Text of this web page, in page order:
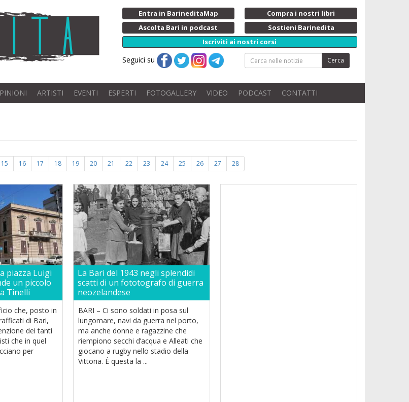
Entra in BarineditaMap
Compra i nostri libri
Ascolta Bari in podcast
Sostieni Barinedita
Iscriviti ai nostri corsi
Seguici su Cerca
ARTISTI EVENTI ESPERTI FOTOGALLERY VIDEO PODCAST CONTATTI
15 16 17 18 19 20 21 22 23 24 25 26 27 28
piazza Luigi
un piccolo
Tinelli
che, posto in
di Bari,
dei tanti
che in quel
per
La Bari del 1943 negli splendidi
scatti di un fototografo di guerra
neozelandese
BARI – Ci sono soldati in posa sul
lungomare, navi da guerra nel porto,
ma anche donne e ragazzine che
riempiono secchi d’acqua e Alleati che
giocano a rugby nello stadio della
Vittoria. È questa la ...